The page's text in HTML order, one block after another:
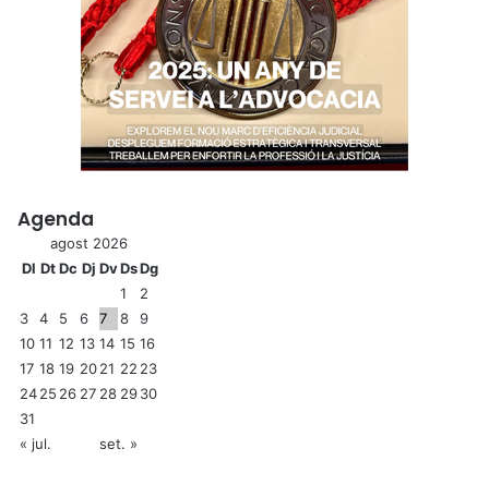
Agenda
agost 2026
Dl DtDc Dj DvDsDg
1
2
3
4 5 6 7 8
9
10 11 12 13 14 15 16
17 18 19 2021 22 23
2425 26 27 28 2930
31
« jul.
set. »